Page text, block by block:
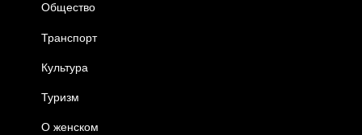
Общество
Транспорт
Культура
Туризм
О женском